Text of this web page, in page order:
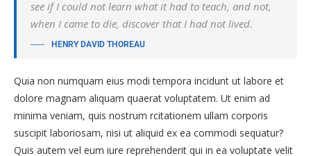
see if I could not learn what it had to teach, and not,
when I came to die, discover that I had not lived.
HENRY DAVID THOREAU
Quia non numquam eius modi tempora incidunt ut labore et
dolore magnam aliquam quaerat voluptatem. Ut enim ad
minima veniam, quis nostrum rcitationem ullam corporis
suscipit laboriosam, nisi ut aliquid ex ea commodi sequatur?
Quis autem vel eum iure reprehenderit qui in ea voluptate velit